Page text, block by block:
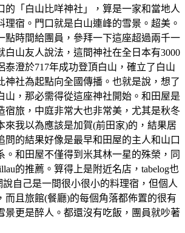
的「白山比咩神社」，算是一家和當地人
理宿。門口就是白山連峰的雪景。超美。
點時間給團員，參拜一下這座超過兩千一
白山友人說法，這間神社在全日本有3000
泰澄於717年成功登頂白山，確立了白山
神社為起點向全國傳播。也就是說，想了
山，那必需得從這座神社開始。和田屋是
宿旅，中庭非常大也非常美，尤其是秋冬
來我以為應該是加賀(前田家)的，結果居
問的結果好像是最早和田屋的主人和山口
。和田屋不僅得到米其林一星的殊榮，同
的推薦。算得上是附近名店，tabelog也
說自己是一間很小很小的料理宿，但個人
而且旅館(餐廳)的每個角落都佈置的很有
景更是醉人。都還沒有吃飯，團員就吵著